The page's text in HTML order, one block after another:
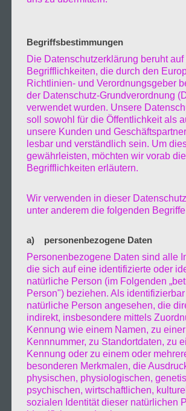
landeinwärts fahren und
Niebüll, von wo aus die Autos auf
verladen werden die nach Sylt
Einkauf war schnell gemacht
dann weiter nördlich in Richtung
Die Dämmerung hatte eingesetzt
es um 19.30 bereits dunkel.
Übernachtungsplatz lag keine
Brandung des Meeres entfernt.
durch einen Zufall bei
Militäranlagen aus den Zweiten
vergangenen Jahr in November
im Januar 2018 Auf meiner
besucht. Sie liegt an der
Dänemark an der Straße 419
Begriffsbestimmungen
Die Datenschutzerklärung beruht auf
Begrifflichkeiten, die durch den
Richtlinien- und Verordnungsgeber
der Datenschutz-Grundverordnung
verwendet wurden. Unsere
soll sowohl für die Öffentlichkeit als
unsere Kunden und
lesbar und verständlich sein. Um
gewährleisten, möchten wir vorab
Begrifflichkeiten erläutern.
Wir verwenden in dieser
unter anderem die folgenden
a) personenbezogene Daten
Personenbezogene Daten sind alle
die sich auf eine identifizierte oder
natürliche Person (im Folgenden
Person") beziehen. Als
natürliche Person angesehen, die
indirekt, insbesondere mittels
Kennung wie einem Namen, zu einer
Kennnummer, zu Standortdaten, zu
Kennung oder zu einem oder
besonderen Merkmalen, die
physischen, physiologischen,
psychischen, wirtschaftlichen,
sozialen Identität dieser natürlichen